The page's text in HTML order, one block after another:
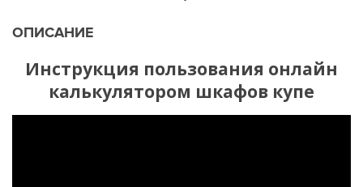
ОПИСАНИЕ
Инструкция пользования онлайн
калькулятором шкафов купе